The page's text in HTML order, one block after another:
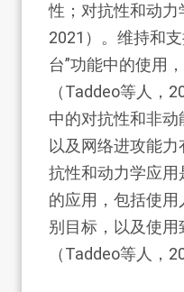
性；对抗性和动力
2021）。维持和
台”功能中的使用
（Taddeo等人，
中的对抗性和非
以及网络进攻能
抗性和动力学应
的应用，包括使
别目标，以及使
（Taddeo等人，